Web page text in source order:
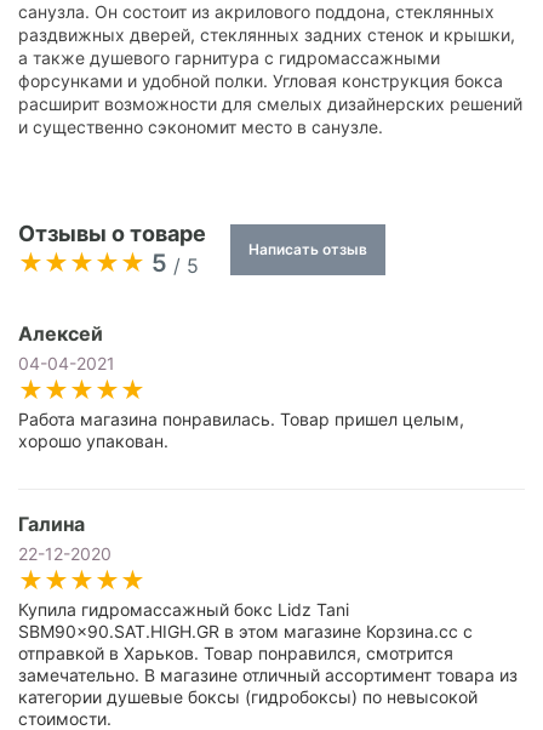
санузла. Он состоит из акрилового поддона, стеклянных
раздвижных дверей, стеклянных задних стенок и крышки,
а также душевого гарнитура с гидромассажными
форсунками и удобной полки. Угловая конструкция бокса
расширит возможности для смелых дизайнерских решений
и существенно сэкономит место в санузле.
Отзывы о товаре
5 / 5
Написать отзыв
Алексей
04-04-2021
Работа магазина понравилась. Товар пришел целым,
хорошо упакован.
Галина
22-12-2020
Купила гидромассажный бокс Lidz Tani
SBM90x90.SAT.HIGH.GR в этом магазине Корзина.сс с
отправкой в Харьков. Товар понравился, смотрится
замечательно. В магазине отличный ассортимент товара из
категории душевые боксы (гидробоксы) по невысокой
стоимости.